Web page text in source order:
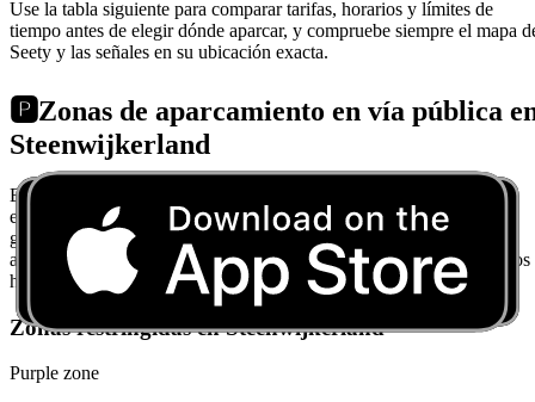
Use la tabla siguiente para comparar tarifas, horarios y límites de
tiempo antes de elegir dónde aparcar, y compruebe siempre el mapa
Seety y las señales en su ubicación exacta.
🅿️Zonas de aparcamiento en vía pública
Steenwijkerland
En Steenwijkerland, el aparcamiento puede ser caro o difícil de
encontrar, pero eligiendo bien se puede encontrar aparcamiento
gratuito o más barato. En Steenwijkerland hay 1 zonas de
aparcamiento en vía pública diferentes. A continuación encontrará los
horarios, la normativa y las tarifas de cada una.
Zonas restringidas en Steenwijkerland
Purple zone